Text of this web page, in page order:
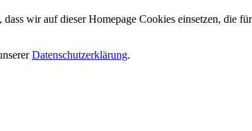
wir auf dieser Homepage Cookies einsetzen, die
Datenschutzerklärung.